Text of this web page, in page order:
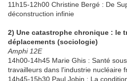
11h15-12h00 Christine Bergé : De
déconstruction infinie
2) Une catastrophe chronique : le
déplacements (sociologie)
Amphi 12E
14h00-14h45 Marie Ghis : Santé
travailleurs dans l'industrie nucléaire
14h45-15h30 Paul Jobin : La